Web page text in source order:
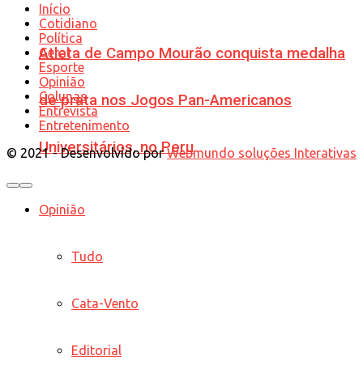
Atleta de Campo Mourão conquista medalha
de prata nos Jogos Pan-Americanos
Universitários, no Peru
Opinião
Tudo
Cata-Vento
Editorial
Início
Cotidiano
Política
Geral
Esporte
Opinião
Colunas
Entrevista
Entretenimento
© 2021 - Desenvolvido porWebmundo soluções Interativas